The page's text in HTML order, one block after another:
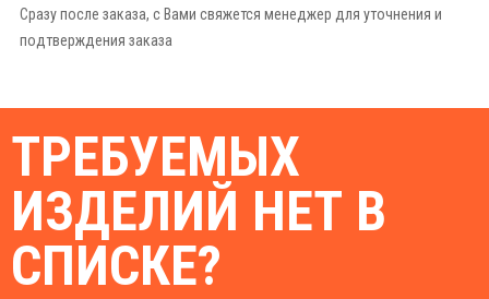
Сразу после заказа, с Вами свяжется менеджер для уточнения и
подтверждения заказа
ТРЕБУЕМЫХ
ИЗДЕЛИЙ НЕТ В
СПИСКЕ?